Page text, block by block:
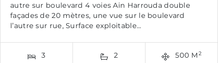
autre sur boulevard 4 voies Ain Harrouda double
façades de 20 mètres, une vue sur le boulevard
l’autre sur rue, Surface exploitable...
3 2 500 M2